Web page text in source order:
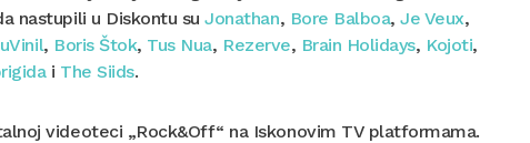
nastupili u Diskontu suJonathan, Bore Balboa,Je Veux,
, Boris Štok, Tus Nua, Rezerve, Brain Holidays, Kojoti,
i The Siids.
videoteci „Rock&Off“ na Iskonovim TV platformama.